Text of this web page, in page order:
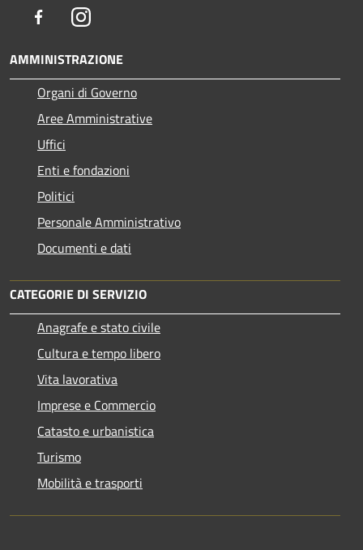
FacebookInstagram
AMMINISTRAZIONE
Organi di Governo
Aree Amministrative
Uffici
Enti e fondazioni
Politici
Personale Amministrativo
Documenti e dati
CATEGORIE DI SERVIZIO
Anagrafe e stato civile
Cultura e tempo libero
Vita lavorativa
Imprese e Commercio
Catasto e urbanistica
Turismo
Mobilità e trasporti